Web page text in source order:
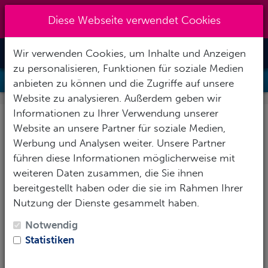
info@tauchzentrale.de
Toggle
DIVER STRESS & RESCUE
Diver Stress & Rescue
Vermeide Notfälle und reagiere
adäquat!
Stress ist eine der Hauptursachen für Tauchunfälle
und wirkt sich negativ auf Rettungssituationen aus.
Unser Stress & Rescue Programm vermittelt Dir das
notwendige Wissen und die Fertigkeiten, um Stress
Diese Webseite verwendet Cookies
Wir verwenden Cookies, um Inhalte und Anzeigen
zu personalisieren, Funktionen für soziale Medien
anbieten zu können und die Zugriffe auf unsere
Website zu analysieren. Außerdem geben wir
Informationen zu Ihrer Verwendung unserer
Website an unsere Partner für soziale Medien,
Werbung und Analysen weiter. Unsere Partner
führen diese Informationen möglicherweise mit
weiteren Daten zusammen, die Sie ihnen
bereitgestellt haben oder die sie im Rahmen Ihrer
Nutzung der Dienste gesammelt haben.
Notwendig
Statistiken